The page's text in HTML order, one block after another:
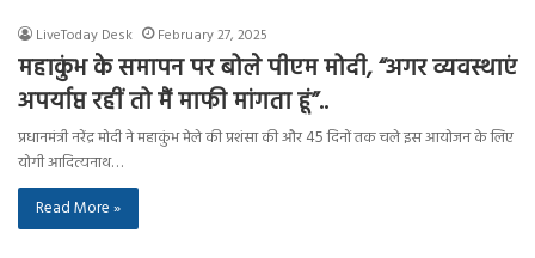
LiveToday Desk February 27, 2025
महाकुंभ के समापन पर बोले पीएम मोदी, “अगर व्यवस्थाएं
अपर्याप्त रहीं तो मैं माफी मांगता हूं”..
प्रधानमंत्री नरेंद्र मोदी ने महाकुंभ मेले की प्रशंसा की और 45 दिनों तक चले इस आयोजन के लिए
योगी आदित्यनाथ…
Read More »